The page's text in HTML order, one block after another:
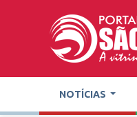
NOTÍCIAS